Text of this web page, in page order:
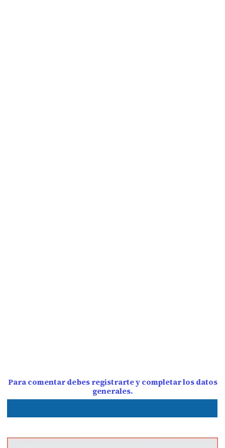
Para comentar debes registrarte y completar los datos
generales.